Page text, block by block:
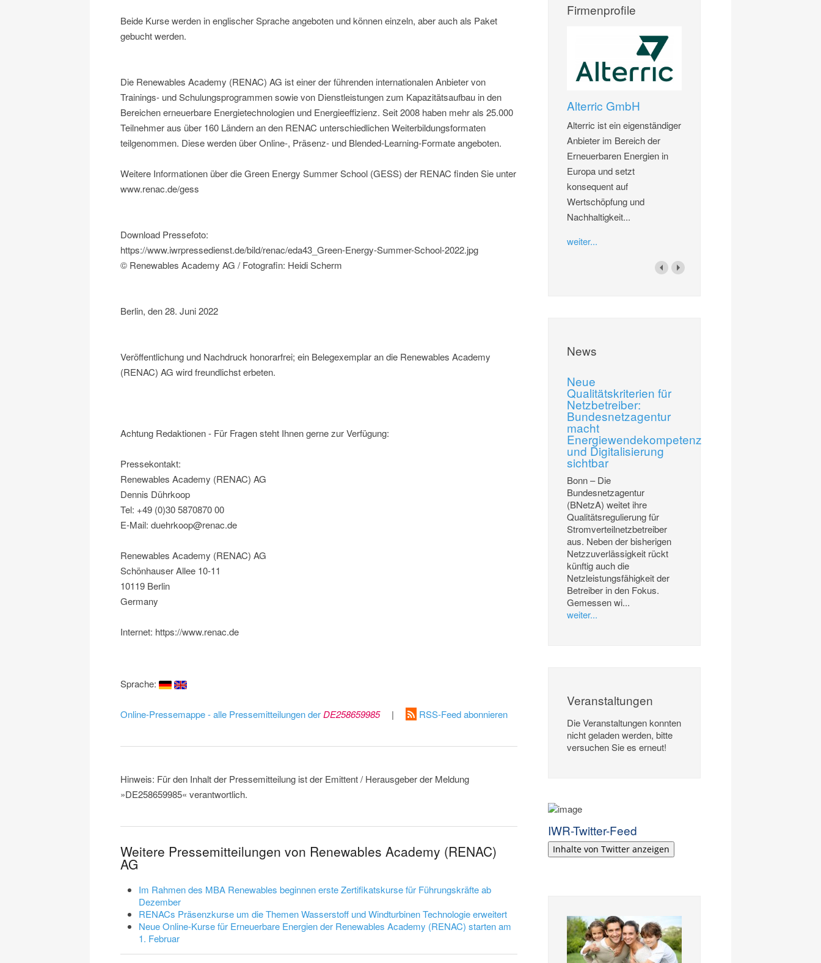
Beide Kurse werden in englischer Sprache angeboten und können einzeln, aber auch als Paket
gebucht werden.
Die Renewables Academy (RENAC) AG ist einer der führenden internationalen Anbieter von
Trainings- und Schulungsprogrammen sowie von Dienstleistungen zum Kapazitätsaufbau in den
Bereichen erneuerbare Energietechnologien und Energieeffizienz. Seit 2008 haben mehr als 25.000
Teilnehmer aus über 160 Ländern an den RENAC unterschiedlichen Weiterbildungsformaten
teilgenommen. Diese werden über Online-, Präsenz- und Blended-Learning-Formate angeboten.
Weitere Informationen über die Green Energy Summer School (GESS) der RENAC finden Sie unter
www.renac.de/gess
Download Pressefoto:
https://www.iwrpressedienst.de/bild/renac/eda43_Green-Energy-Summer-School-2022.jpg
© Renewables Academy AG / Fotografin: Heidi Scherm
Berlin, den 28. Juni 2022
Veröffentlichung und Nachdruck honorarfrei; ein Belegexemplar an die Renewables Academy
(RENAC) AG wird freundlichst erbeten.
Achtung Redaktionen - Für Fragen steht Ihnen gerne zur Verfügung:
Pressekontakt:
Renewables Academy (RENAC) AG
Dennis Dührkoop
Tel: +49 (0)30 5870870 00
E-Mail: duehrkoop@renac.de
Renewables Academy (RENAC) AG
Schönhauser Allee 10-11
10119 Berlin
Germany
Internet: https://www.renac.de
Sprache:
Online-Pressemappe - alle Pressemitteilungen derDE258659985 | RSS-Feed abonnieren
Hinweis: Für den Inhalt der Pressemitteilung ist der Emittent / Herausgeber der Meldung
»DE258659985« verantwortlich.
Weitere Pressemitteilungen von Renewables Academy (RENAC)
AG
Im Rahmen des MBA Renewables beginnen erste Zertifikatskurse für Führungskräfte ab
Dezember
RENACs Präsenzkurse um die Themen Wasserstoff und Windturbinen Technologie erweitert
Neue Online-Kurse für Erneuerbare Energien der Renewables Academy (RENAC) starten am
1. Februar
Firmenprofile
Alterric GmbH
Alterric ist ein eigenständiger
Anbieter im Bereich der
Erneuerbaren Energien in
Europa und setzt
konsequent auf
Wertschöpfung und
Nachhaltigkeit...
weiter...
News
Neue
Qualitätskriterien für
Netzbetreiber:
Bundesnetzagentur
macht
Energiewendekompetenz
und Digitalisierung
sichtbar
Bonn – Die
Bundesnetzagentur
(BNetzA) weitet ihre
Qualitätsregulierung für
Stromverteilnetzbetreiber
aus. Neben der bisherigen
Netzzuverlässigkeit rückt
künftig auch die
Netzleistungsfähigkeit der
Betreiber in den Fokus.
Gemessen wi...
weiter...
Veranstaltungen
Die Veranstaltungen konnten
nicht geladen werden, bitte
versuchen Sie es erneut!
IWR-Twitter-Feed
Inhalte von Twitter anzeigen